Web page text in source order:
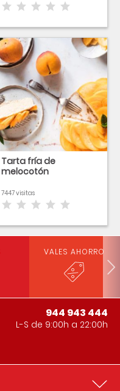
Tarta fría de
melocotón
7447 visitas
VALES AHORRO
944 943 444
L-S de 9:00h a 22:00h